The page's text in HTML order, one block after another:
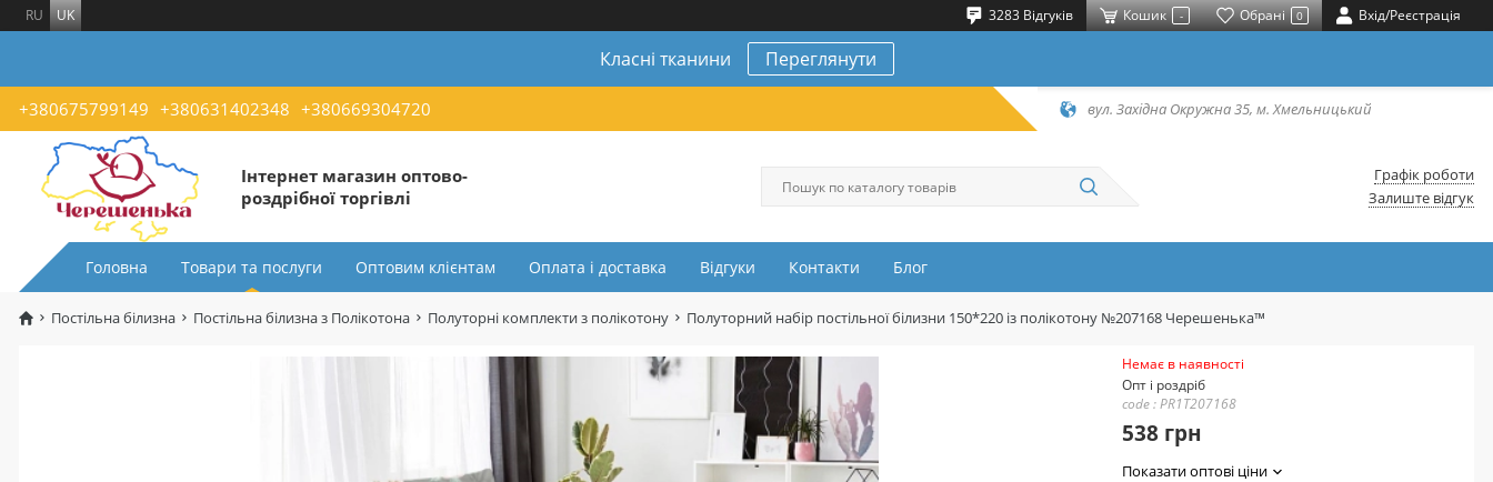
RU UK 3283 Відгуків Кошик - Обрані 0 Вхід/Реєстрація
Класні тканини Переглянути
+380675799149 +380631402348 +380669304720 вул. Західна Окружна 35, м. Хмельницький
Інтернет магазин оптово-
роздрібної торгівлі
Графік роботи
Залиште відгук
Головна Товари та послуги Оптовим клієнтам Оплата і доставка Відгуки Контакти Блог
Постільна білизна Постільна білизна з Полікотона Полуторні комплекти з полікотону Полуторний набір постільної білизни 150*220 із полікотону №207168 Черешенька™
Немає в наявності
Опт і роздріб
code : PR1T207168
538 грн
Показати оптові ціни